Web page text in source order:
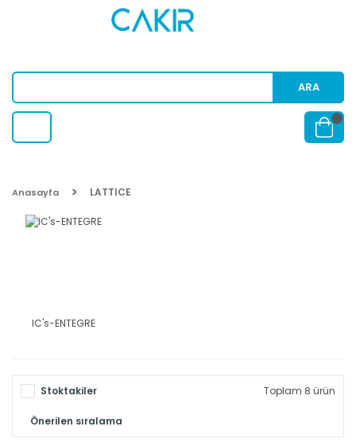
ARA
Anasayfa LATTICE
IC's-ENTEGRE
Stoktakiler Toplam 8 ürün